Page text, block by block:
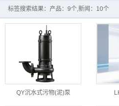
标签搜索结果：产品：9个,新闻：10个
QY沉水式污物(泥)泵